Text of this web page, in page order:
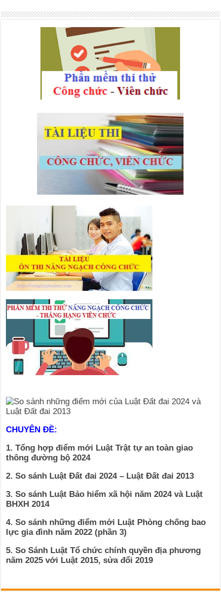
CHUYÊN ĐỀ:
1. Tổng hợp điểm mới Luật Trật tự an toàn giao
thông đường bộ 2024
2. So sánh Luật Đất đai 2024 – Luật Đất đai 2013
3. So sánh Luật Bảo hiểm xã hội năm 2024 và Luật
BHXH 2014
4. So sánh những điểm mới Luật Phòng chống bao
lực gia đình năm 2022 (phần 3)
5. So Sánh Luật Tổ chức chính quyền địa phương
năm 2025 với Luật 2015, sửa đổi 2019